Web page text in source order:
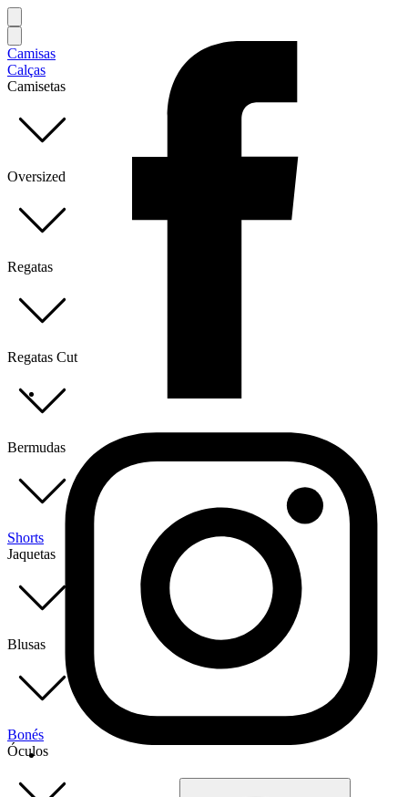
Camisas
Calças
Camisetas
Oversized
Regatas
Regatas Cut
Bermudas
Shorts
Jaquetas
Blusas
Bonés
Óculos